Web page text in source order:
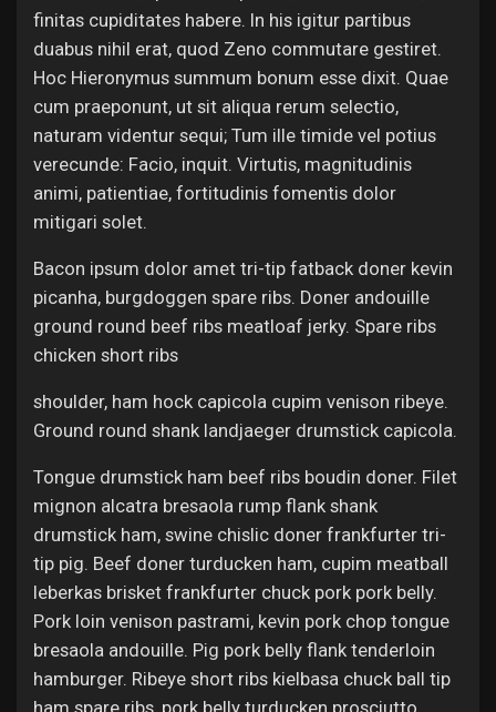
finitas cupiditates habere. In his igitur partibus
duabus nihil erat, quod Zeno commutare gestiret.
Hoc Hieronymus summum bonum esse dixit. Quae
cum praeponunt, ut sit aliqua rerum selectio,
naturam videntur sequi; Tum ille timide vel potius
verecunde: Facio, inquit. Virtutis, magnitudinis
animi, patientiae, fortitudinis fomentis dolor
mitigari solet.
Bacon ipsum dolor amet tri-tip fatback doner kevin
picanha, burgdoggen spare ribs. Doner andouille
ground round beef ribs meatloaf jerky. Spare ribs
chicken short ribs
shoulder, ham hock capicola cupim venison ribeye.
Ground round shank landjaeger drumstick capicola.
Tongue drumstick ham beef ribs boudin doner. Filet
mignon alcatra bresaola rump flank shank
drumstick ham, swine chislic doner frankfurter tri-
tip pig. Beef doner turducken ham, cupim meatball
leberkas brisket frankfurter chuck pork pork belly.
Pork loin venison pastrami, kevin pork chop tongue
bresaola andouille. Pig pork belly flank tenderloin
hamburger. Ribeye short ribs kielbasa chuck ball tip
ham spare ribs, pork belly turducken prosciutto